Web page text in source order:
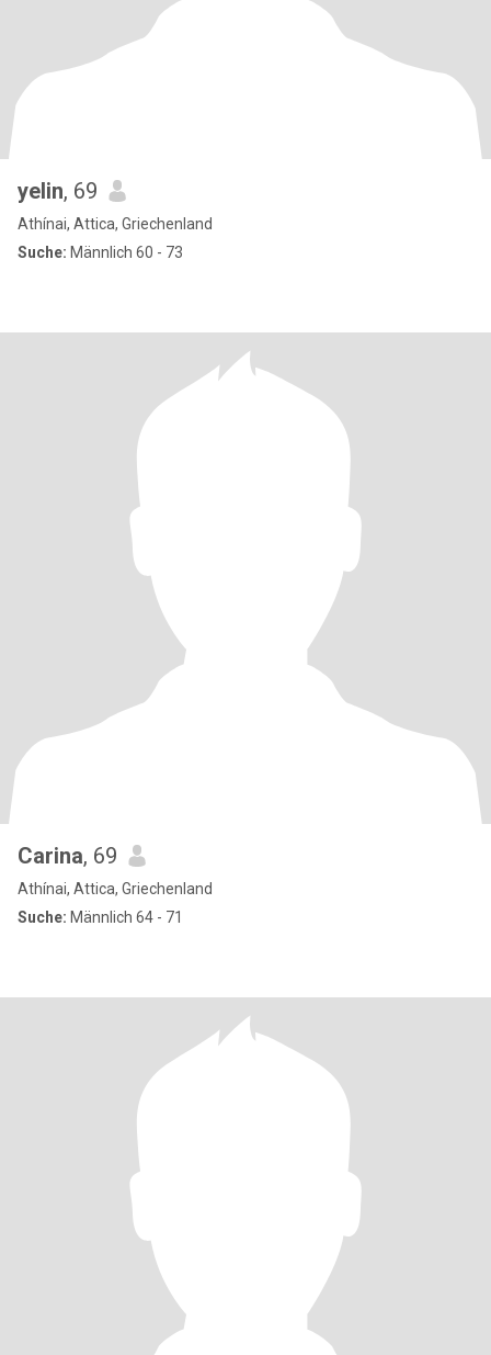
yelin, 69
Athínai, Attica, Griechenland
Suche: Männlich 60 - 73
Carina, 69
Athínai, Attica, Griechenland
Suche: Männlich 64 - 71